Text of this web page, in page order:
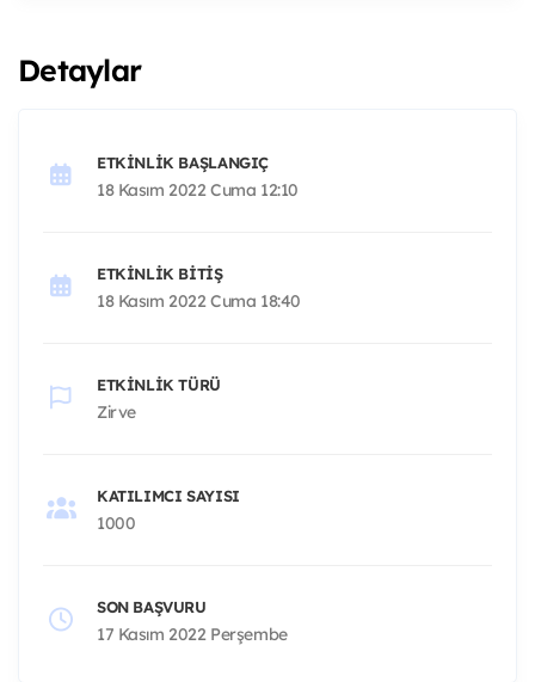
Detaylar
ETKINLIK BAŞLANGIÇ
18 Kasım 2022 Cuma 12:10
ETKINLIK BITIŞ
18 Kasım 2022 Cuma 18:40
ETKINLIK TÜRÜ
Zirve
KATILIMCI SAYISI
1000
SON BAŞVURU
17 Kasım 2022 Perşembe